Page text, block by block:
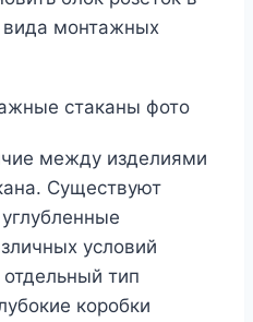
вида монтажных
между изделиями
Существуют
условий
тип
коробки